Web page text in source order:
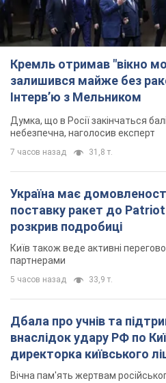
Кремль отримав "вікно
залишився майже без
Інтерв’ю з Мельником
Думка, що в Росії закінчаться
небезпечна, наголосив експерт
7 часов назад 31,8 т.
Україна має
поставку ракет до
розкрив подробиці
Київ також веде активні
партнерами
5 часов назад 33,9 т.
Дбала про учнів та
внаслідок удару РФ по
директорка київського
Вічна пам'ять жертвам